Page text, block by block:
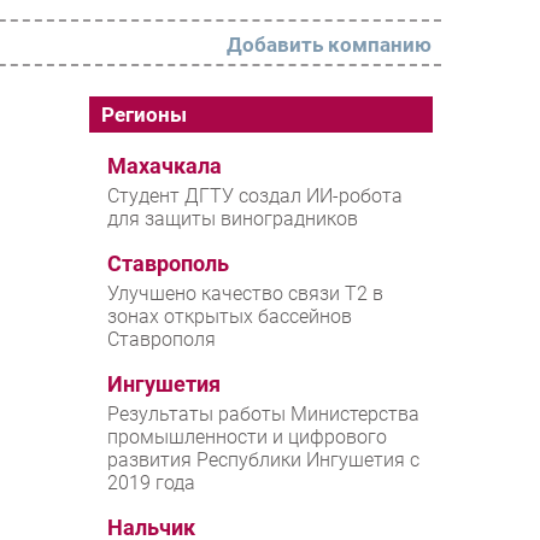
РАЗДЕЛЫ
Новости
Аналитика
Мероприятия
Проекты
IT класс
Тестовый стенд
Каталог компаний
Добавить компанию
Регионы
Махачкала
Студент ДГТУ создал ИИ-робота
для защиты виноградников
Ставрополь
Улучшено качество связи T2 в
зонах открытых бассейнов
Ставрополя
Ингушетия
Результаты работы Министерства
промышленности и цифрового
развития Республики Ингушетия с
2019 года
Нальчик